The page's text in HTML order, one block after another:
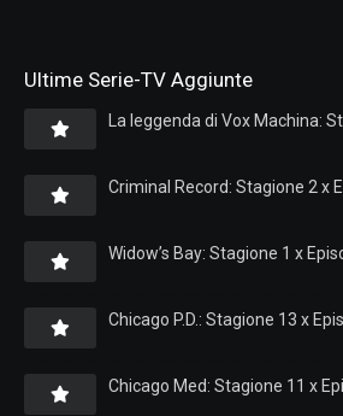
Ultime Serie-TV Aggiunte
La leggenda di Vox Machina:
Criminal Record: Stagione 2 x
Widow’s Bay: Stagione 1 x
Chicago P.D.: Stagione 13 x
Chicago Med: Stagione 11 x